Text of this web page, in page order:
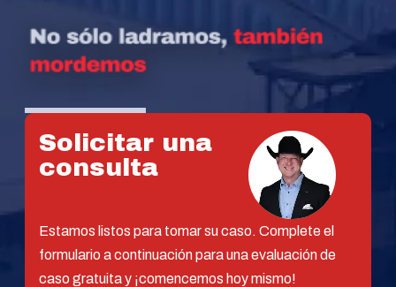
Solicitar una
consulta
Estamos listos para tomar su caso. Complete el
formulario a continuación para una evaluación de
caso gratuita y ¡comencemos hoy mismo!